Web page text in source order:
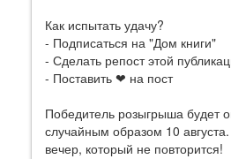
Как испытать удачу?
- Подписаться на "Дом книги"
- Сделать репост этой
- Поставить ❤ на пост
Победитель розыгрыша будет
случайным образом 10
вечер, который не повторится!